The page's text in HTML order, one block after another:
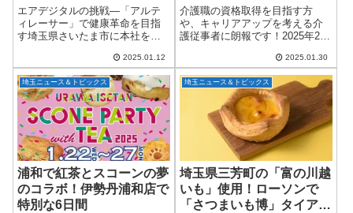
エアデジタルの挑戦―「アルテ
ィレーサー」で健康革命を目指
す埼玉県さいたま市に本社を構
最先端のデジタルサイクルプラ
ットフォーム「アルティレーサ
ー（ULTIRACER）」を開発し、
健康分野での...
2025.01.12
ップをサポート
介護職の資格取得を目指す方
や、キャリアアップを考える介
護従事者に朗報です！2025年2月
ル「レバウェルスクール介護」
が埼玉県大宮に新校舎を開校し
ます！介護業界の人材不足に対
応！資格取得で...
2025.01.30
埼玉ニュース＆トピックス
浦和で紅茶とスコーンの夢
のコラボ！伊勢丹浦和店で
特別な6日間
埼玉ニュース＆トピックス
埼玉県三芳町の「富の川越
いも」使用！ローソンで
「さつまいも博」タイアッ